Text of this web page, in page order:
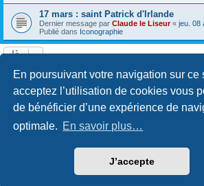
En poursuivant votre navigation sur ce
acceptez l’utilisation de cookies vous
de bénéficier d’une expérience de
optimale. En savoir plus…
J’accepte
17 mars : saint Patrick d'Irlande
Dernier message par Claude le Liseur« jeu. 08
Publié dans Iconographie
Page1sur20
3
phpBB® Forum Software ©
©